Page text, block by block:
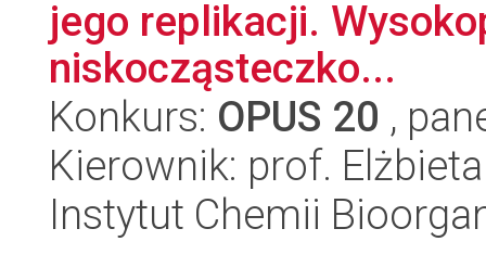
jego replikacji.
niskocząsteczko...
Konkurs: OPUS 20 ,
Kierownik: prof.
Instytut Chemii